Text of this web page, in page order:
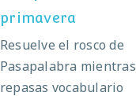
primavera
Resuelve el rosco de
Pasapalabra mientras
repasas vocabulario